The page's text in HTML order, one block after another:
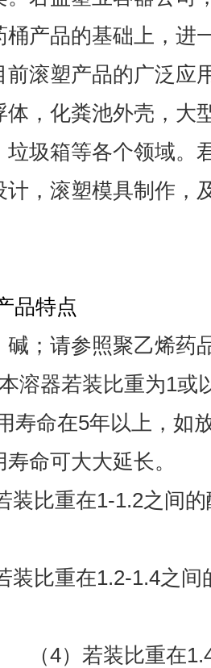
桶产品的基础上，进
前滚塑产品的广泛应
体，化粪池外壳，大
垃圾箱等各个领域。
计，滚塑模具制作，
品特点
碱；请参照聚乙烯药
溶器若装比重为1或
寿命在5年以上，如
命可大大延长。
重在1-1.2之间的
重在1.2-1.4之间
比重在1.4以